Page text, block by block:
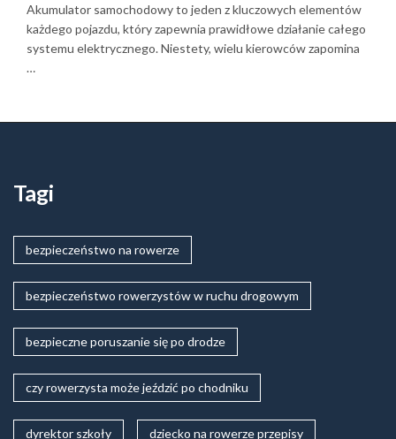
Akumulator samochodowy to jeden z kluczowych elementów
każdego pojazdu, który zapewnia prawidłowe działanie całego
systemu elektrycznego. Niestety, wielu kierowców zapomina
…
Tagi
bezpieczeństwo na rowerze
bezpieczeństwo rowerzystów w ruchu drogowym
bezpieczne poruszanie się po drodze
czy rowerzysta może jeździć po chodniku
dyrektor szkoły dziecko na rowerze przepisy